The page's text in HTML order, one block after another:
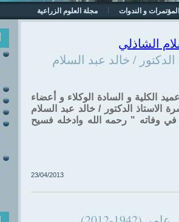
المؤتمرات و الندوات مجلة العلوم الزراعية
الشاذلي
/ خالد عبد السلام
الكلية و السادة الوكلاء و أعضاء
الاستاذ الدكتور / خالد عبد السلام
في وفاته " رحمه الله وادخله فسيح
23/04/2013